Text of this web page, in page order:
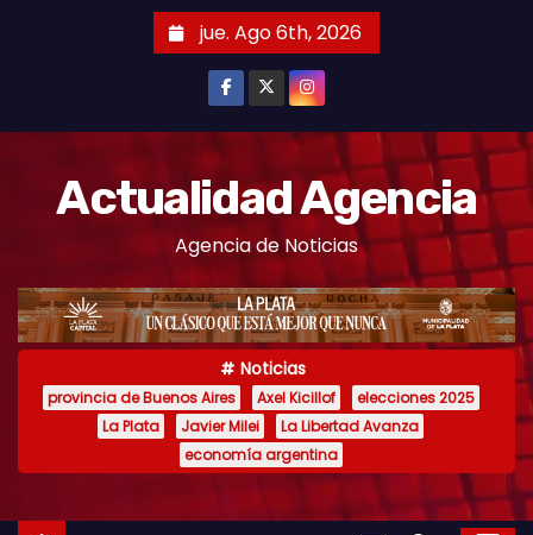
jue. Ago 6th, 2026
Actualidad Agencia
Agencia de Noticias
Noticias
provincia de Buenos Aires Axel Kicillof
elecciones 2025
La Plata
Javier Milei
La Libertad Avanza
economía argentina